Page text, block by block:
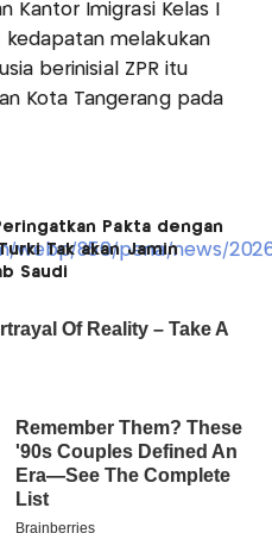
Kantor Imigrasi Kelas I
kedapatan melakukan
berinisial ZPR itu
Kota Tangerang pada
Pakta dengan
Tak akan Jamin
Saudi